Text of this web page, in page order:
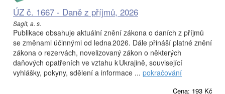
ÚZ č. 1667 - Daně z příjmů, 2026
Sagit, a. s.
Publikace obsahuje aktuální znění zákona o daních z příjmů
se změnami účinnými od ledna 2026. Dále přináší platné znění
zákona o rezervách, novelizovaný zákon o některých
daňových opatřeních ve vztahu k Ukrajině, související
vyhlášky, pokyny, sdělení a informace ... pokračování
Cena: 193 Kč